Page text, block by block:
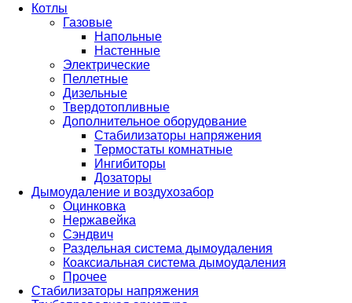
Котлы
Газовые
Напольные
Настенные
Электрические
Пеллетные
Дизельные
Твердотопливные
Дополнительное оборудование
Стабилизаторы напряжения
Термостаты комнатные
Ингибиторы
Дозаторы
Дымоудаление и воздухозабор
Оцинковка
Нержавейка
Сэндвич
Раздельная система дымоудаления
Коаксиальная система дымоудаления
Прочее
Стабилизаторы напряжения